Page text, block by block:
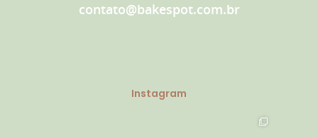
contato@bakespot.com.br
Instagram